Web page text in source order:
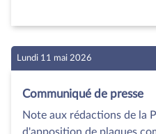
Lundi 11 mai 2026
Communiqué de presse
Note aux rédactions de la
d'apposition de plaques